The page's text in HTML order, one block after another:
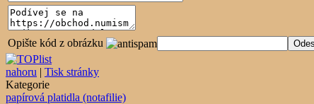
Opište kód z obrázku
nahoru | Tisk stránky
Kategorie
papírová platidla (notafilie)